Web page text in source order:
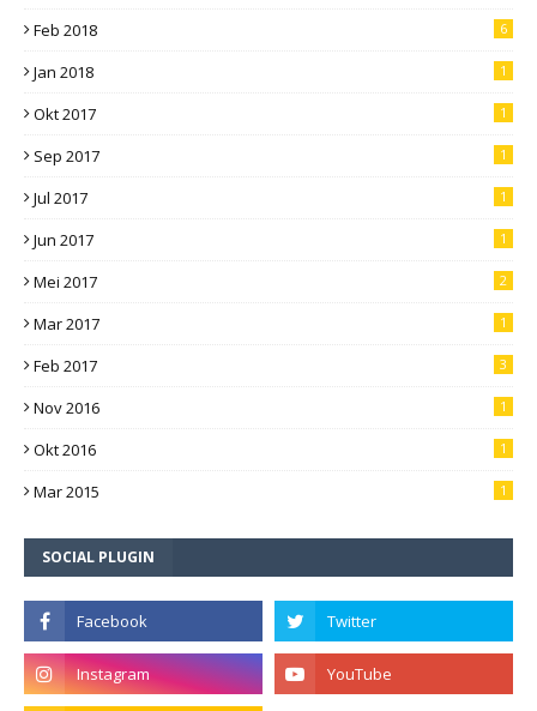
Feb 2018 6
Jan 2018 1
Okt 2017 1
Sep 2017 1
Jul 2017 1
Jun 2017 1
Mei 2017 2
Mar 2017 1
Feb 2017 3
Nov 2016 1
Okt 2016 1
Mar 2015 1
SOCIAL PLUGIN